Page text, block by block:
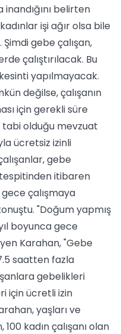
belirten
işi ağır olsa bile
Şimdi gebe çalışan,
çalıştırılacak. Bu
yapılmayacak.
değilse, çalışanın
için gerekli süre
tabi olduğu mevzuat
ücretsiz izinli
gebe
itibaren
çalışmaya
"Doğum yapmış
boyunca gece
Karahan, "Gebe
saatten fazla
gebelikleri
için ücretli izin
yaşları ve
kadın çalışanı olan